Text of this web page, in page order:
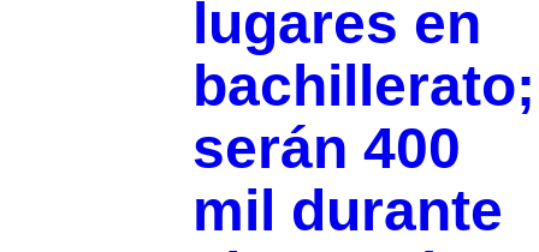
lugares en
bachillerato;
serán 400
mil durante